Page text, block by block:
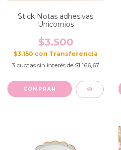
Stick Notas adhesivas
Unicornios
$3.500
$3.150 con
3 cuotas sin interés de $1.166,67